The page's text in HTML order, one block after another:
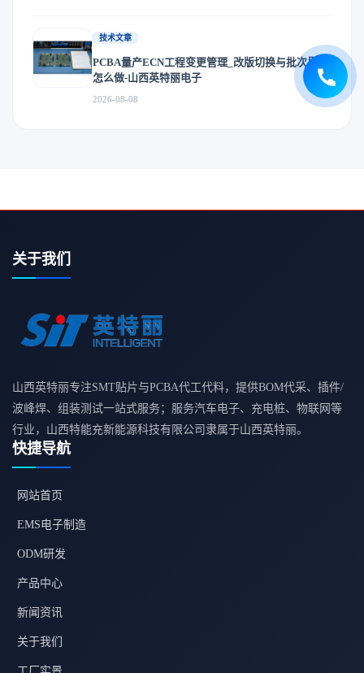
技术文章
PCBA量产ECN工程变更管理_改版切换与批次界定
怎么做-山西英特丽电子
2026-08-08
关于我们
山西英特丽专注SMT贴片与PCBA代工代料，提供BOM代采、插件/
波峰焊、组装测试一站式服务；服务汽车电子、充电桩、物联网等
行业，山西特能充新能源科技有限公司隶属于山西英特丽。
快捷导航
网站首页
EMS电子制造
ODM研发
产品中心
新闻资讯
关于我们